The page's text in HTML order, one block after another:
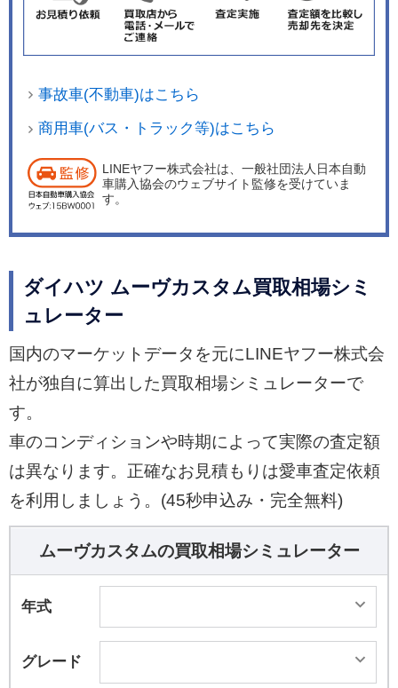
事故車(不動車)はこちら
商用車(バス・トラック等)はこちら
LINEヤフー株式会社は、一般社団法人日本自動
車購入協会のウェブサイト監修を受けていま
す。
ダイハツ ムーヴカスタム買取相場シミ
ュレーター
国内のマーケットデータを元にLINEヤフー株式会
社が独自に算出した買取相場シミュレーターで
す。
車のコンディションや時期によって実際の査定額
は異なります。正確なお見積もりは愛車査定依頼
を利用しましょう。(45秒申込み・完全無料)
ムーヴカスタムの買取相場シミュレーター
年式
グレード